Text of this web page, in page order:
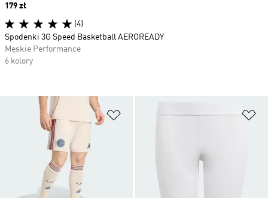
Price
179 zł
(4)
Spodenki 3G Speed Basketball AEROREADY
Męskie Performance
6 kolory